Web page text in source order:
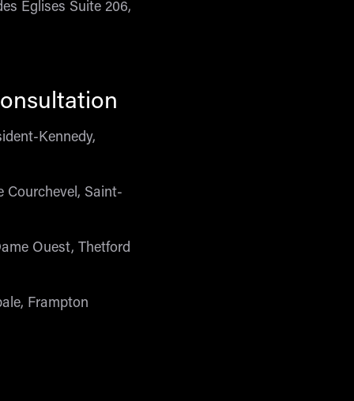
Églises Suite 206,
Kennedy,
Courchevel, Saint-
Ouest, Thetford
Frampton